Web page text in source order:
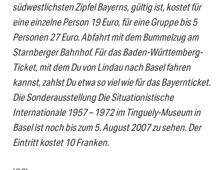
südwestlichsten Zipfel Bayerns, gültig ist, kostet für
eine einzelne Person 19 Euro, für eine Gruppe bis 5
Personen 27 Euro. Abfahrt mit dem Bummelzug am
Starnberger Bahnhof. Für das Baden-Württemberg-
Ticket, mit dem Du von Lindau nach Basel fahren
kannst, zahlst Du etwa so viel wie für das Bayernticket.
Die Sonderausstellung Die Situationistische
Internationale 1957 – 1972 im Tinguely-Museum in
Basel ist noch bis zum 5. August 2007 zu sehen. Der
Eintritt kostet 10 Franken.